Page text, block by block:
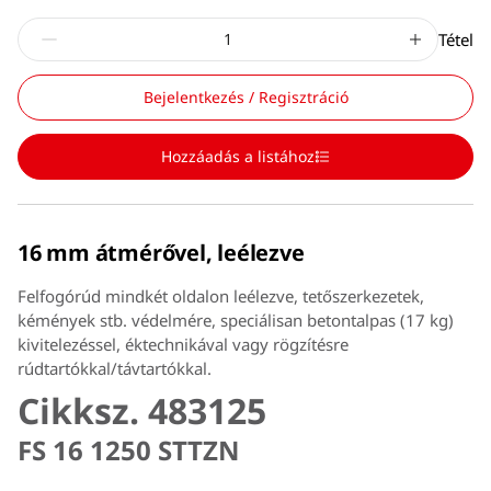
Tétel
Bejelentkezés / Regisztráció
Hozzáadás a listához
16 mm átmérővel, leélezve
Felfogórúd mindkét oldalon leélezve, tetőszerkezetek,
kémények stb. védelmére, speciálisan betontalpas (17 kg)
kivitelezéssel, éktechnikával vagy rögzítésre
rúdtartókkal/távtartókkal.
Cikksz. 483125
FS 16 1250 STTZN